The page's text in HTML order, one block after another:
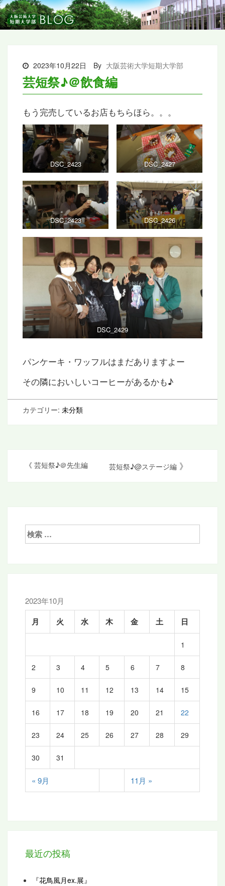
2023年10月22日 By 大阪芸術大学短期大学部
芸短祭♪＠飲食編
もう完売しているお店もちらほら。。。
DSC_2423 DSC_2427
DSC_2423 DSC_2426
DSC_2429
パンケーキ・ワッフルはまだありますよー
その隣においしいコーヒーがあるかも♪
カテゴリー: 未分類
《 芸短祭♪＠先生編 芸短祭♪@ステージ編 》
検
索:
2023年10月
月 火 水 木 金 土 日
« 9月 11月 »
1
2 3 4 5 6 7 8
9 10 11 12 13 14 15
16 17 18 19 20 21 22
23 24 25 26 27 28 29
30 31
最近の投稿
『花鳥風月ex.展』